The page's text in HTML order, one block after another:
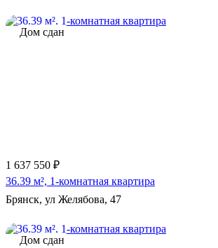
Дом сдан
1 637 550 ₽
36.39 м², 1-комнатная квартира
Брянск, ул Желябова, 47
Дом сдан